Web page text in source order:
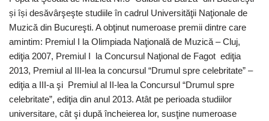
și își desăvârşeşte studiile în cadrul Universităţii Naţionale de
Muzică din Bucureşti. A obţinut numeroase premii dintre care
amintim: Premiul I la Olimpiada Naţională de Muzică – Cluj,
ediţia 2007, Premiul I la Concursul Naţional de Fagot ediţia
2013, Premiul al III-lea la concursul “Drumul spre celebritate” –
ediţia a III-a şi Premiul al II-lea la Concursul “Drumul spre
celebritate”, ediţia din anul 2013. Atât pe perioada studiilor
universitare, cât şi după încheierea lor, susţine numeroase